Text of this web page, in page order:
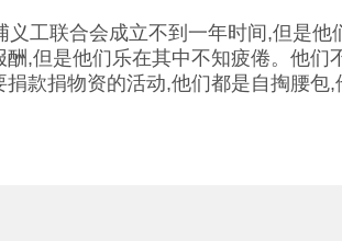
工联合会成立不到一年时间,但是他
酬,但是他们乐在其中不知疲倦。他
捐款捐物资的活动,他们都是自掏腰